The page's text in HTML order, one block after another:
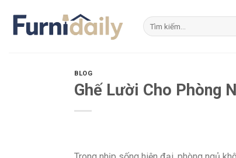
content
Tìm
kiếm:
BLOG
Ghế Lười Cho Phòng